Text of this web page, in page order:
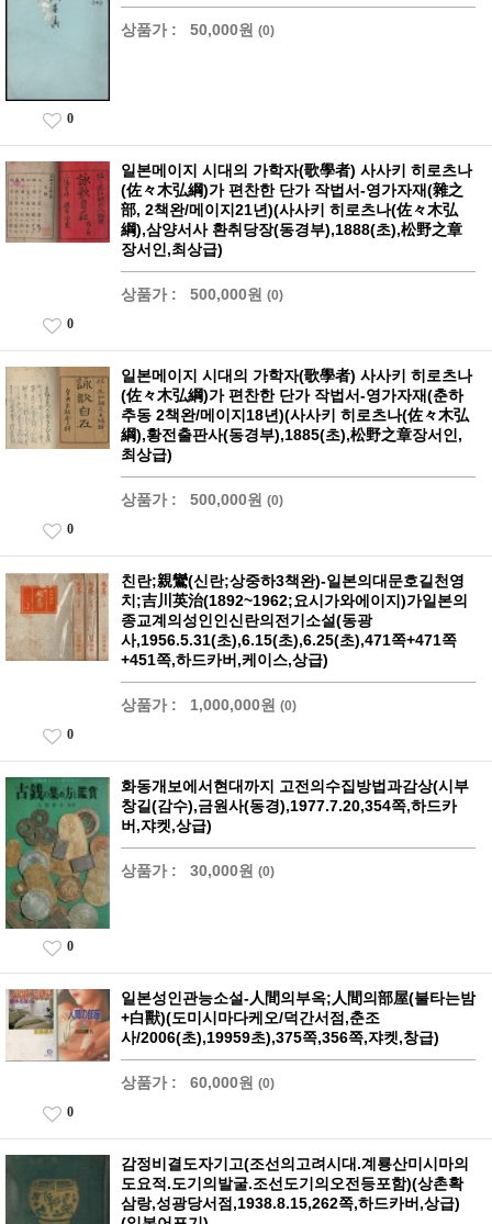
상품가 : 50,000원 (0)
0
일본메이지 시대의 가학자(歌學者) 사사키 히로츠나
(佐々木弘綱)가 편찬한 단가 작법서-영가자재(雜之
部, 2책완/메이지21년)(사사키 히로츠나(佐々木弘
綱),삼양서사 환취당장(동경부),1888(초),松野之章
장서인,최상급)
상품가 : 500,000원 (0)
0
일본메이지 시대의 가학자(歌學者) 사사키 히로츠나
(佐々木弘綱)가 편찬한 단가 작법서-영가자재(춘하
추동 2책완/메이지18년)(사사키 히로츠나(佐々木弘
綱),황전출판사(동경부),1885(초),松野之章장서인,
최상급)
상품가 : 500,000원 (0)
0
친란;親鸞(신란;상중하3책완)-일본의대문호길천영
치;吉川英治(1892~1962;요시가와에이지)가일본의
종교계의성인인신란의전기소설(동광
사,1956.5.31(초),6.15(초),6.25(초),471쪽+471쪽
+451쪽,하드카버,케이스,상급)
상품가 : 1,000,000원 (0)
0
화동개보에서현대까지 고전의수집방법과감상(시부
창길(감수),금원사(동경),1977.7.20,354쪽,하드카
버,쟈켓,상급)
상품가 : 30,000원 (0)
0
일본성인관능소설-人間의부옥;人間의部屋(불타는밤
+白獸)(도미시마다케오/덕간서점,춘조
사/2006(초),19959초),375쪽,356쪽,쟈켓,창급)
상품가 : 60,000원 (0)
0
감정비결도자기고(조선의고려시대.계룡산미시마의
도요적.도기의발굴.조선도기의오전등포함)(상촌확
삼랑,성광당서점,1938.8.15,262쪽,하드카버,상급)